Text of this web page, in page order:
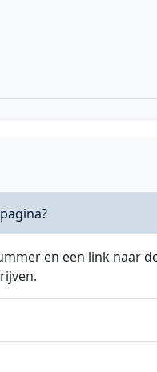
en een link naar